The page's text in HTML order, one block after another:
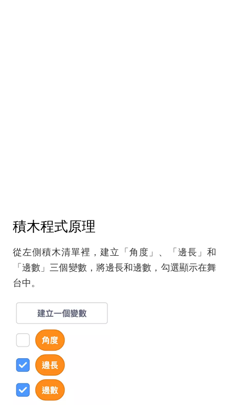
積木程式原理
從左側積木清單裡，建立「角度」、「邊長」和
「邊數」三個變數，將邊長和邊數，勾選顯示在舞
台中。